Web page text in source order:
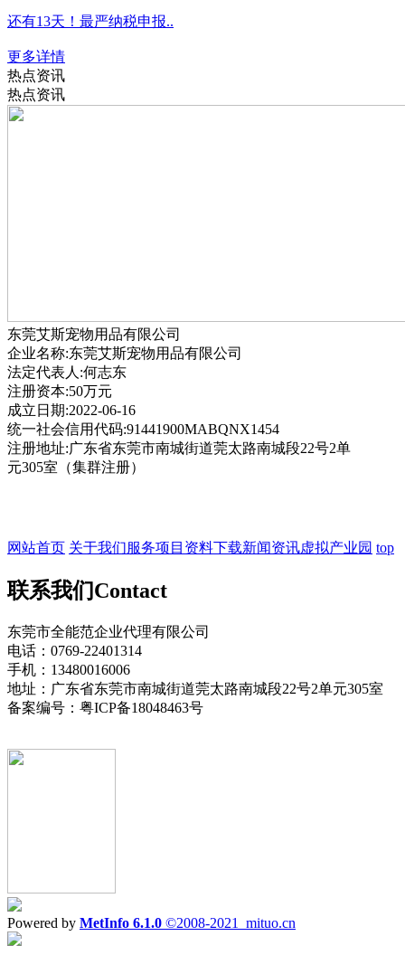
还有13天！最严纳税申报..
更多详情
热点资讯
热点资讯
东莞艾斯宠物用品有限公司
企业名称:东莞艾斯宠物用品有限公司
法定代表人:何志东
注册资本:50万元
成立日期:2022-06-16
统一社会信用代码:91441900MABQNX1454
注册地址:广东省东莞市南城街道莞太路南城段22号2单
元305室（集群注册）
网站首页 关于我们服务项目 资料下载新闻资讯虚拟产业园 top
联系我们Contact
东莞市全能范企业代理有限公司
电话：0769-22401314
手机：13480016006
地址：广东省东莞市南城街道莞太路南城段22号2单元305室
备案编号：粤ICP备18048463号
Powered by MetInfo 6.1.0 ©2008-2021 mituo.cn